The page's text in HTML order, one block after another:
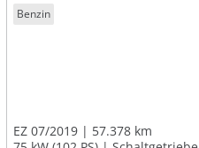
Benzin
EZ 07/2019
57.378 km